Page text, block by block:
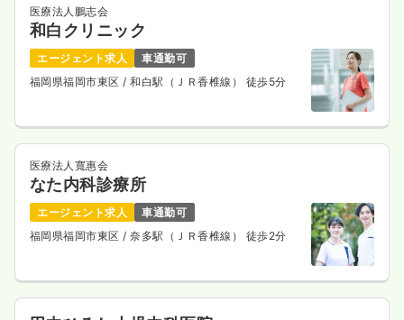
医療法人鵬志会
和白クリニック
エージェント求人
車通勤可
福岡県福岡市東区 / 和白駅（ＪＲ香椎線） 徒歩5分
医療法人寬惠会
なた内科診療所
エージェント求人
車通勤可
福岡県福岡市東区 / 奈多駅（ＪＲ香椎線） 徒歩2分